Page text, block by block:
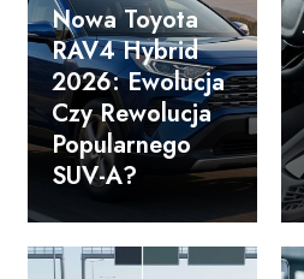
Nowa Toyota
RAV4 Hybrid
2026: Ewolucja
Czy Rewolucja
Popularnego
SUV-A?